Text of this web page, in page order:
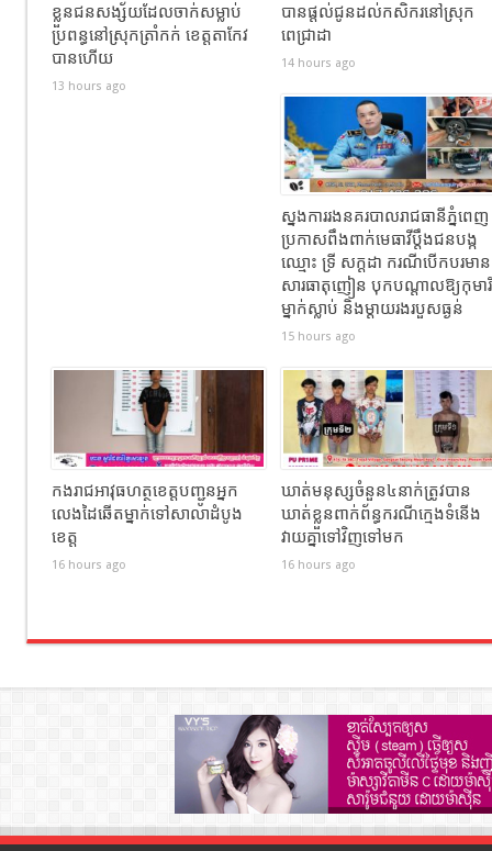
ខ្លួនជនសង្ស័យដែលចាក់សម្លាប់
ប្រពន្ធនៅស្រុកត្រាំកក់ ខេត្តតាកែវ
បានហេីយ
13 hours ago
បានផ្តល់ជូនដល់កសិករនៅស្រុក
ពេជ្រាដា
14 hours ago
ស្នងការរងនគរបាលរាជធានីភ្នំពេញ
ប្រកាសពឹងពាក់មេធាវីប្តឹងជនបង្ក
ឈ្មោះ ទ្រី សក្ដដា ករណីបើកបរមាន
សារធាតុញៀន បុកបណ្តាលឱ្យកុមារី
ម្នាក់ស្លាប់ និងម្តាយរងរបួសធ្ងន់
15 hours ago
កងរាជឣាវុធហត្ថខេត្តបញ្ជូនអ្នក
លេងដៃឆើតម្នាក់ទៅសាលាដំបូង
ខេត្ត
16 hours ago
ឃាត់មនុស្សចំនួន៤នាក់ត្រូវបាន
ឃាត់ខ្លួនពាក់ព័ន្ធករណីក្មេងទំនើង
វាយគ្នាទៅវិញទៅមក
16 hours ago